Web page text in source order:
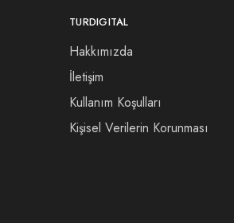
TURDIGITAL
Hakkımızda
İletişim
Kullanım Koşulları
Kişisel Verilerin Korunması